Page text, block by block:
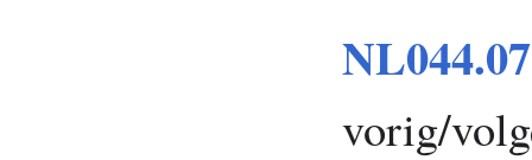
vorig/